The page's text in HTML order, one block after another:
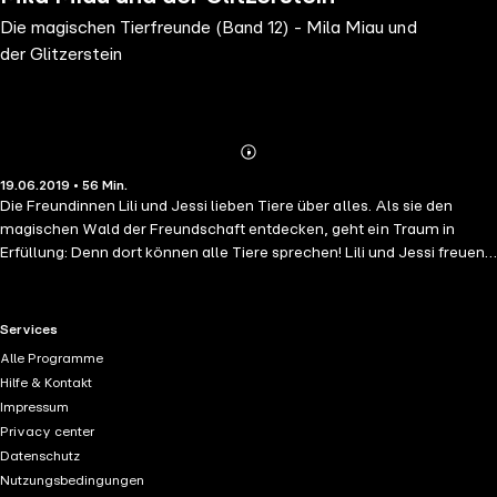
Die magischen Tierfreunde (Band 12) - Mila Miau und
der Glitzerstein
Mehr
19.06.2019 • 56 Min.
Die Freundinnen Lili und Jessi lieben Tiere über alles. Als sie den
magischen Wald der Freundschaft entdecken, geht ein Traum in
Erfüllung: Denn dort können alle Tiere sprechen! Lili und Jessi freuen
magischen Glitzerstein besitzt. Als die Hexe Griselda den Stein stiehlt,
Strand. Wie können die Freundinnen und Mila Miau die Insel nur
ab 7 Jahren höher schlagen lassen. Die Freundinnen Lili und Jessi
folgen einer geheimnisvollen Katze in den Wald der Freundschaft.
Dort können alle Tiere sprechen und gemeinsam erleben sie
spannende Abenteuer. Tierpflegetipps runden die Geschichten um
RTL+ useful links.
Services
Alle Programme
Hilfe & Kontakt
Impressum
Privacy center
Datenschutz
Nutzungsbedingungen